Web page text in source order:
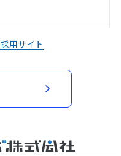
採用サイト